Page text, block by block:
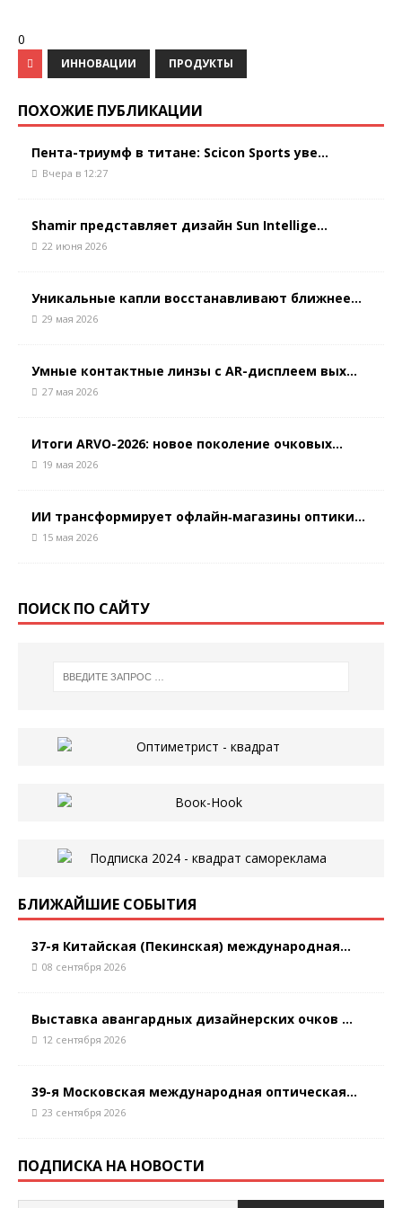
0
ИННОВАЦИИ ПРОДУКТЫ
ПОХОЖИЕ ПУБЛИКАЦИИ
Пента-триумф в титане: Scicon Sports уве...
Вчера в 12:27
Shamir представляет дизайн Sun Intellige...
22 июня 2026
Уникальные капли восстанавливают ближнее...
29 мая 2026
Умные контактные линзы с AR-дисплеем вых...
27 мая 2026
Итоги ARVO-2026: новое поколение очковых...
19 мая 2026
ИИ трансформирует офлайн‑магазины оптики...
15 мая 2026
ПОИСК ПО САЙТУ
БЛИЖАЙШИЕ СОБЫТИЯ
37-я Китайская (Пекинская) международная...
08 сентября 2026
Выставка авангардных дизайнерских очков ...
12 сентября 2026
39-я Московская международная оптическая...
23 сентября 2026
ПОДПИСКА НА НОВОСТИ